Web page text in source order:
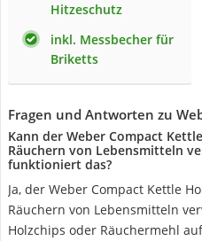
Hitzeschutz
inkl. Messbecher für
Briketts
Fragen und Antworten zu
Kann der Weber Compact
Räuchern von Lebensmitteln
funktioniert das?
Ja, der Weber Compact Kettle
Räuchern von Lebensmitteln
Holzchips oder Räuchermehl